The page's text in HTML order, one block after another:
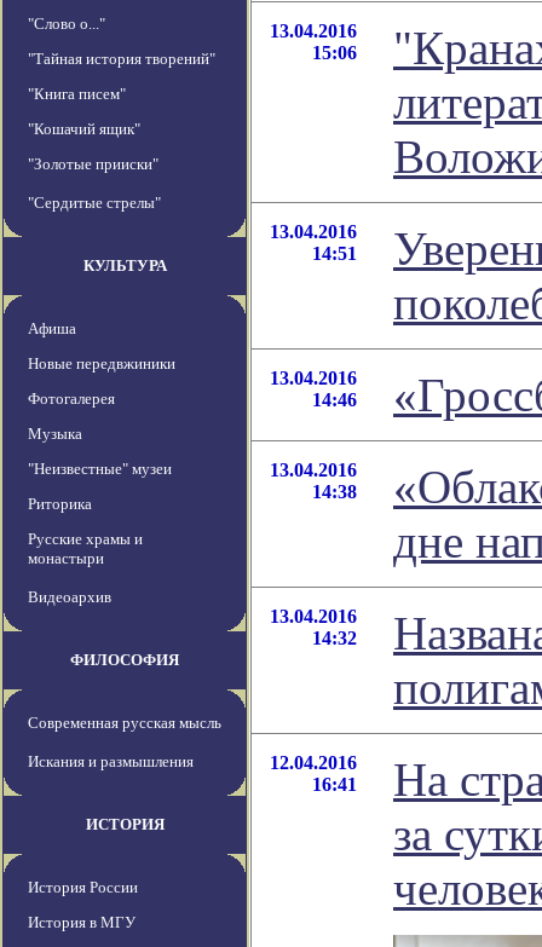
"Слово о..."
"Тайная история творений"
"Книга писем"
"Кошачий ящик"
"Золотые прииски"
"Сердитые стрелы"
КУЛЬТУРА
Афиша
Новые передвжиники
Фотогалерея
Музыка
"Неизвестные" музеи
Риторика
Русские храмы и
монастыри
Видеоархив
ФИЛОСОФИЯ
Современная русская мысль
Искания и размышления
ИСТОРИЯ
История России
История в МГУ
13.04.2016
15:06
13.04.2016
14:51
13.04.2016
14:46
13.04.2016
14:38
дне
13.04.2016
14:32
12.04.2016
16:41
На
за